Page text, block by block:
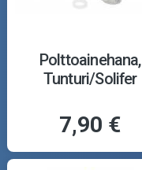
Polttoainehana,
Tunturi/Solifer
7,90 €